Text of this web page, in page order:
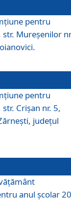
pentru
Mureşenilor
pentru
Crişan nr. 5,
judeţul
anul şcolar